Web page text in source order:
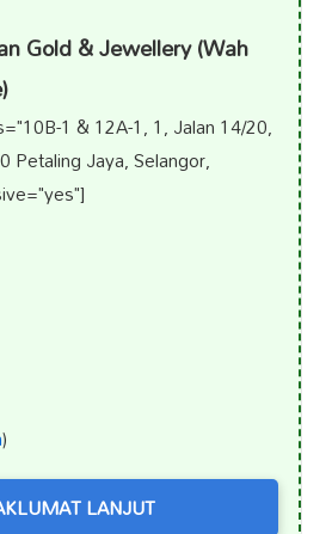
Gold & Jewellery (Wah
1 & 12A-1, 1, Jalan 14/20,
Petaling Jaya, Selangor,
)
LANJUT